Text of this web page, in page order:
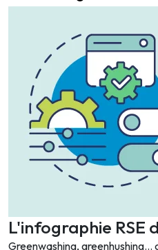
L'infographie RSE
Greenwashing, greenhushing…